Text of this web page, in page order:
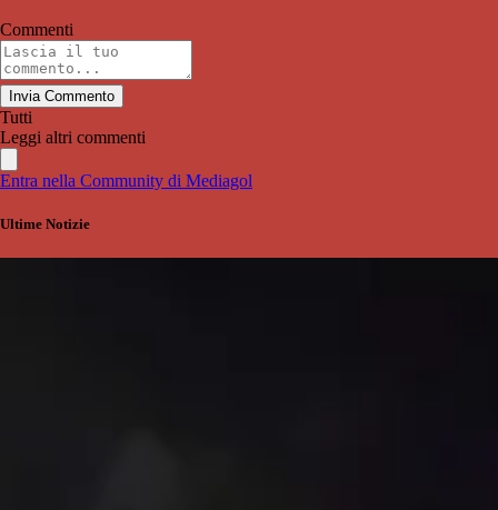
Commenti
Invia Commento
Tutti
Leggi altri commenti
Entra nella Community di Mediagol
Ultime Notizie